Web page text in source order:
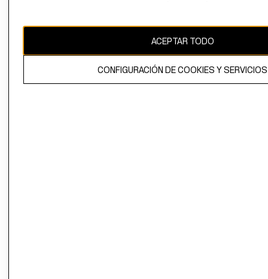
propiedad de H&M Hennes & Mauritz AB.
ACEPTAR TODO
CONFIGURACIÓN DE COOKIES Y SERVICIOS